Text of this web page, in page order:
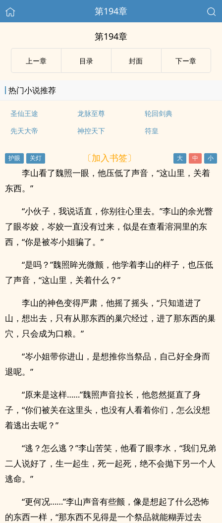
第194章
第194章
上ー章 目录 封面 下ー章
热门小说推荐
圣仙王途 龙脉至尊
轮回剑典
先天大帝
神控天下 符皇
〔加入书签〕
李山看了魏照一眼，他压低了声音，“这山里，关着
东西。”
“小伙子，我说话直，你别往心里去。”李山的余光瞥
了眼岑姣，岑姣一直没有过来，似是在查看溶洞里的东
西，“你是被岑小姐骗了。”
“是吗？”魏照眸光微颤，他学着李山的样子，也压低
了声音，“这山里，关着什么？”
李山的神色变得严肃，他摇了摇头，“只知道进了
山，想出去，只有从那东西的巢穴经过，进了那东西的巢
穴，只会成为口粮。”
“岑小姐带你进山，是想推你当祭品，自己好全身而
退呢。”
“原来是这样……”魏照声音拉长，他忽然挺直了身
子，“你们被关在这里头，也没有人看着你们，怎么没想
着逃出去呢？”
“逃？怎么逃？”李山苦笑，他看了眼李水，“我们兄弟
二人说好了，生一起生，死一起死，绝不会抛下另一个人
逃命。”
“更何况……”李山声音有些颤，像是想起了什么恐怖
的东西一样，“那东西不见得是一个祭品就能糊弄过去